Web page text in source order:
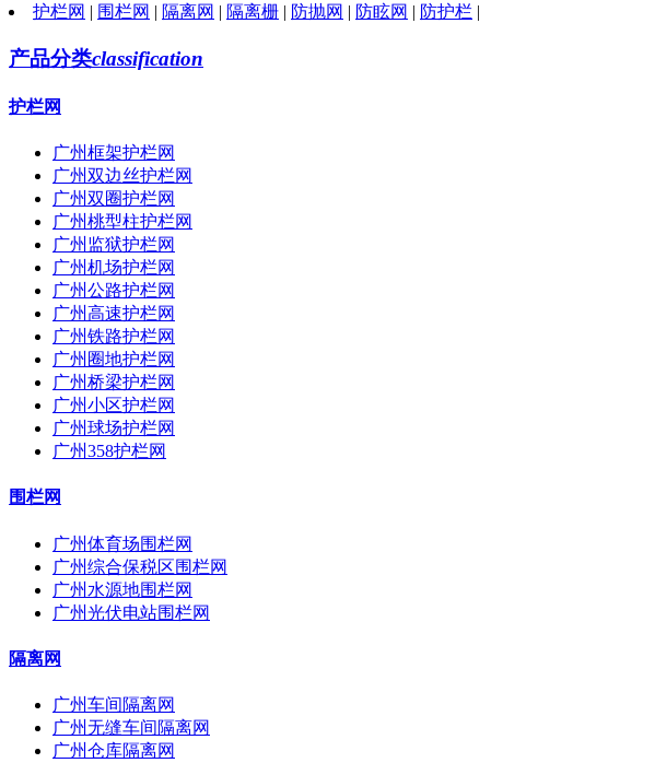
护栏网 | 围栏网 | 隔离网 | 隔离栅 | 防抛网 | 防眩网 | 防护栏 |
产品分类classification
护栏网
广州框架护栏网
广州双边丝护栏网
广州双圈护栏网
广州桃型柱护栏网
广州监狱护栏网
广州机场护栏网
广州公路护栏网
广州高速护栏网
广州铁路护栏网
广州圈地护栏网
广州桥梁护栏网
广州小区护栏网
广州球场护栏网
广州358护栏网
围栏网
广州体育场围栏网
广州综合保税区围栏网
广州水源地围栏网
广州光伏电站围栏网
隔离网
广州车间隔离网
广州无缝车间隔离网
广州仓库隔离网